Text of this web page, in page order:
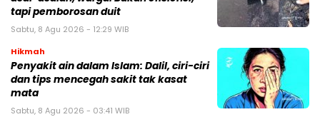
tapi pemborosan duit
Sabtu, 8 Agu 2026 - 12:29 WIB
Hikmah
Penyakit ain dalam Islam: Dalil, ciri-ciri
dan tips mencegah sakit tak kasat
mata
Sabtu, 8 Agu 2026 - 03:41 WIB